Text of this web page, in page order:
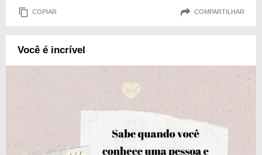
COPIAR COMPARTILHAR
Você é incrível